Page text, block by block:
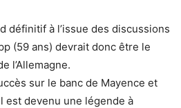
définitif à l’issue des discussions
(59 ans) devrait donc être le
l’Allemagne.
sur le banc de Mayence et
est devenu une légende à